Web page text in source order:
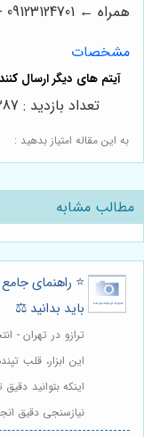
همراه ← 09123124701 - 09122108002
مشخصات
به این مقاله امتیاز بدهید :
تعداد بازدید : 287
مطالب مشابه
⭐️ راهنمای
باید بدانید ⚖️
ترازو در تهران -
این ابزار، قلب
اینکه بتوانید
نیازسنجی دقیق